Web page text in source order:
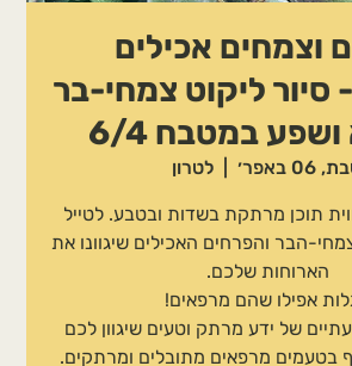
וצמחים אכילים
ליקוט צמחי-בר
במטבח 6/4
06 באפר׳
  |
לטרון
תוכן מרתקת בשדות ובטבע. לטייל
הבר והפרחים האכילים שיגוונו את
של ידע מרתק וטעים שיגוון לכם
בטעמים מרפאים מתובלים ומרתקים.